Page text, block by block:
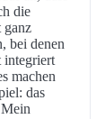
die
ganz
bei denen
integriert
machen
das